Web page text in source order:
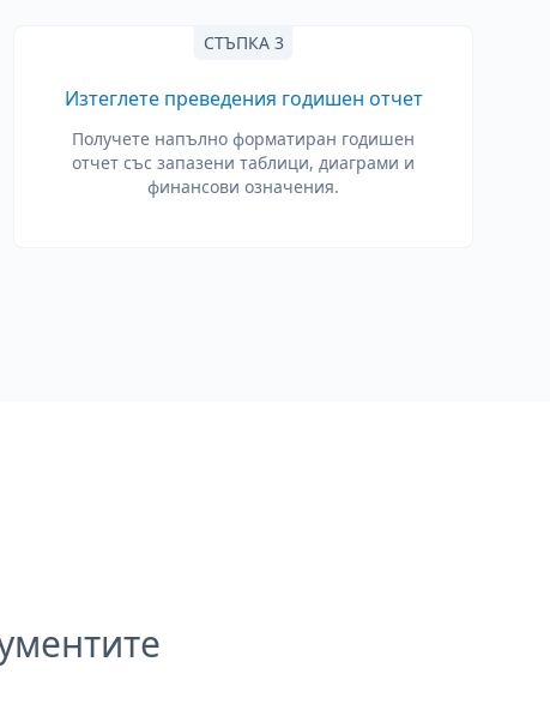
СТЪПКА 3
Изтеглете преведения годишен отчет
Получете напълно форматиран годишен
отчет със запазени таблици, диаграми и
финансови означения.